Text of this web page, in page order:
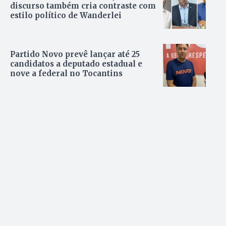
discurso também cria contraste com
estilo político de Wanderlei
Partido Novo prevê lançar até 25
candidatos a deputado estadual e
nove a federal no Tocantins